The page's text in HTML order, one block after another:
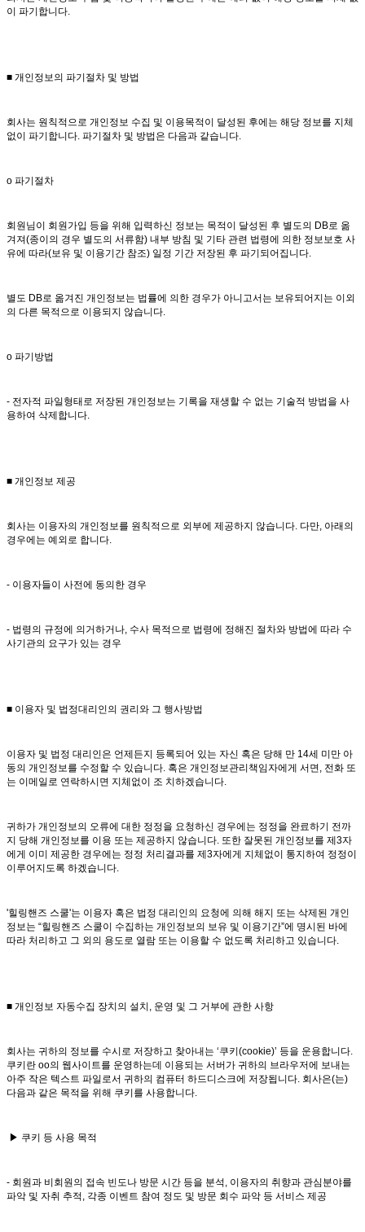
이 파기합니다.
■ 개인정보의 파기절차 및 방법
회사는 원칙적으로 개인정보 수집 및 이용목적이 달성된 후에는 해당 정보를 지체
없이 파기합니다. 파기절차 및 방법은 다음과 같습니다.
ο 파기절차
회원님이 회원가입 등을 위해 입력하신 정보는 목적이 달성된 후 별도의 DB로 옮
겨져(종이의 경우 별도의 서류함) 내부 방침 및 기타 관련 법령에 의한 정보보호 사
유에 따라(보유 및 이용기간 참조) 일정 기간 저장된 후 파기되어집니다.
별도 DB로 옮겨진 개인정보는 법률에 의한 경우가 아니고서는 보유되어지는 이외
의 다른 목적으로 이용되지 않습니다.
ο 파기방법
- 전자적 파일형태로 저장된 개인정보는 기록을 재생할 수 없는 기술적 방법을 사
용하여 삭제합니다.
■ 개인정보 제공
회사는 이용자의 개인정보를 원칙적으로 외부에 제공하지 않습니다. 다만, 아래의
경우에는 예외로 합니다.
- 이용자들이 사전에 동의한 경우
- 법령의 규정에 의거하거나, 수사 목적으로 법령에 정해진 절차와 방법에 따라 수
사기관의 요구가 있는 경우
■ 이용자 및 법정대리인의 권리와 그 행사방법
이용자 및 법정 대리인은 언제든지 등록되어 있는 자신 혹은 당해 만 14세 미만 아
동의 개인정보를 수정할 수 있습니다. 혹은 개인정보관리책임자에게 서면, 전화 또
는 이메일로 연락하시면 지체없이 조 치하겠습니다.
귀하가 개인정보의 오류에 대한 정정을 요청하신 경우에는 정정을 완료하기 전까
지 당해 개인정보를 이용 또는 제공하지 않습니다. 또한 잘못된 개인정보를 제3자
에게 이미 제공한 경우에는 정정 처리결과를 제3자에게 지체없이 통지하여 정정이
이루어지도록 하겠습니다.
'힐링핸즈 스쿨'는 이용자 혹은 법정 대리인의 요청에 의해 해지 또는 삭제된 개인
정보는 “힐링핸즈 스쿨이 수집하는 개인정보의 보유 및 이용기간”에 명시된 바에
따라 처리하고 그 외의 용도로 열람 또는 이용할 수 없도록 처리하고 있습니다.
■ 개인정보 자동수집 장치의 설치, 운영 및 그 거부에 관한 사항
회사는 귀하의 정보를 수시로 저장하고 찾아내는 ‘쿠키(cookie)’ 등을 운용합니다.
쿠키란 oo의 웹사이트를 운영하는데 이용되는 서버가 귀하의 브라우저에 보내는
아주 작은 텍스트 파일로서 귀하의 컴퓨터 하드디스크에 저장됩니다. 회사은(는)
다음과 같은 목적을 위해 쿠키를 사용합니다.
▶ 쿠키 등 사용 목적
- 회원과 비회원의 접속 빈도나 방문 시간 등을 분석, 이용자의 취향과 관심분야를
파악 및 자취 추적, 각종 이벤트 참여 정도 및 방문 회수 파악 등 서비스 제공